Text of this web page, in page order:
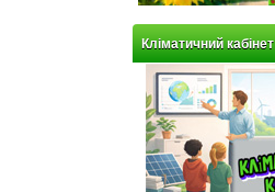
Кліматичний кабінет